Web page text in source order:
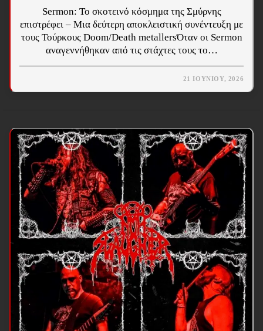
Sermon: Το σκοτεινό κόσμημα της Σμύρνης
επιστρέφει – Μια δεύτερη αποκλειστική συνέντευξη με
τους Τούρκους Doom/Death metallersΌταν οι Sermon
αναγεννήθηκαν από τις στάχτες τους το…
21 ΙΟΥΝΊΟΥ, 2026